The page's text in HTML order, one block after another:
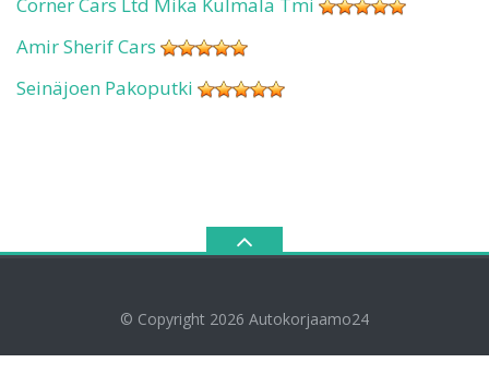
Amir Sherif Cars
Seinäjoen Pakoputki
© Copyright 2026 Autokorjaamo24